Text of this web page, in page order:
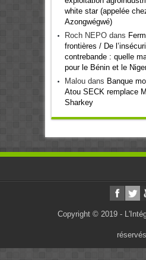
white star (appelée
Azongwégwé)
Roch NEPOdans
frontières / De
contrebande : quelle
pour le Bénin et le
Maloudans Banque
Atou SECK remplace
Sharkey
Copyright © 2019 -
réservés.